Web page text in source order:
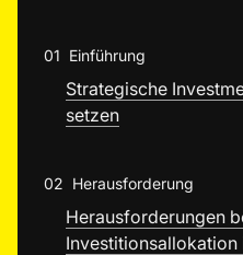
01 Einführung
Strategische
setzen
02 Herausforderung
Herausforderungen
Investitionsallokation